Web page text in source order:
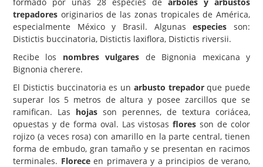
Carencias
Fotos
Flores y Plantas
Árboles y Palmeras
Arbustos y Trepadoras
Cactus y Suculentas
trepadores originarios de las zonas tropicales de América,
especialmente México y Brasil. Algunasespecies son:
Distictis buccinatoria, Distictis laxiflora, Distictis riversii.
Recibe los nombres vulgares de Bignonia mexicana y
Bignonia cherere.
El Distictis buccinatoria es un arbusto trepadorque puede
superar los 5 metros de altura y posee zarcillos que se
ramifican. Las hojas son perennes, de textura coriácea,
opuestas y de forma oval. Las vistosasflores son de color
rojizo (a veces rosa) con amarillo en la parte central, tienen
forma de embudo, gran tamaño y se presentan en racimos
terminales. Floreceen primavera y a principios de verano,